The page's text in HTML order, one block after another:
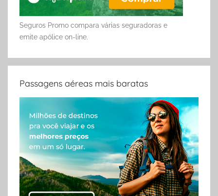
Seguros Promo compara várias seguradoras e
emite apólice on-line.
Passagens aéreas mais baratas